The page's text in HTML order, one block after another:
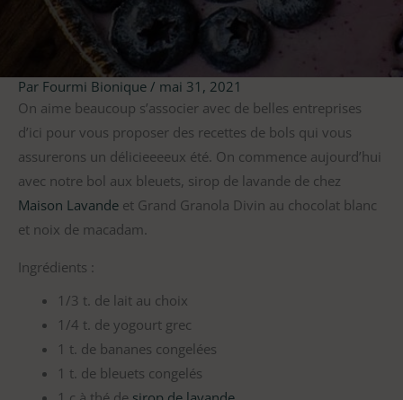
Par Fourmi Bionique / mai 31, 2021
On aime beaucoup s’associer avec de belles entreprises
d’ici pour vous proposer des recettes de bols qui vous
assurerons un délicieeeeux été. On commence aujourd’hui
avec notre bol aux bleuets, sirop de lavande de chez
Maison Lavande et Grand Granola Divin au chocolat blanc
et noix de macadam.
Ingrédients :
1/3 t. de lait au choix
1/4 t. de yogourt grec
1 t. de bananes congelées
1 t. de bleuets congelés